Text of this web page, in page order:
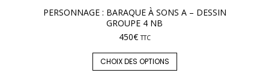
PERSONNAGE : BARAQUE À SONS A – DESSIN
GROUPE 4 NB
450€ TTC
CHOIX DES OPTIONS